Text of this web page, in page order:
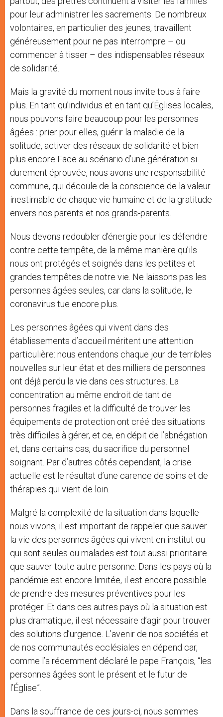
pour leur administrer les sacrements. De nombreux
volontaires, en particulier des jeunes, travaillent
généreusement pour ne pas interrompre – ou
commencer à tisser – des indispensables réseaux
de solidarité.
Mais la gravité du moment nous invite tous à faire
plus. En tant qu’individus et en tant qu’Églises locales,
nous pouvons faire beaucoup pour les personnes
âgées : prier pour elles, guérir la maladie de la
solitude, activer des réseaux de solidarité et bien
plus encore Face au scénario d’une génération si
durement éprouvée, nous avons une responsabilité
commune, qui découle de la conscience de la valeur
inestimable de chaque vie humaine et de la gratitude
envers nos parents et nos grands-parents.
Nous devons redoubler d’énergie pour les défendre
contre cette tempête, de la même manière qu’ils
nous ont protégés et soignés dans les petites et
grandes tempêtes de notre vie. Ne laissons pas les
personnes âgées seules, car dans la solitude, le
coronavirus tue encore plus.
Les personnes âgées qui vivent dans des
établissements d’accueil méritent une attention
particulière: nous entendons chaque jour de terribles
nouvelles sur leur état et des milliers de personnes
ont déjà perdu la vie dans ces structures. La
concentration au même endroit de tant de
personnes fragiles et la difficulté de trouver les
équipements de protection ont créé des situations
très difficiles à gérer, et ce, en dépit de l’abnégation
et, dans certains cas, du sacrifice du personnel
soignant. Par d’autres côtés cependant, la crise
actuelle est le résultat d’une carence de soins et de
thérapies qui vient de loin.
Malgré la complexité de la situation dans laquelle
nous vivons, il est important de rappeler que sauver
la vie des personnes âgées qui vivent en institut ou
qui sont seules ou malades est tout aussi prioritaire
que sauver toute autre personne. Dans les pays où la
pandémie est encore limitée, il est encore possible
de prendre des mesures préventives pour les
protéger. Et dans ces autres pays où la situation est
plus dramatique, il est nécessaire d’agir pour trouver
des solutions d’urgence. L’avenir de nos sociétés et
de nos communautés ecclésiales en dépend car,
comme l’a récemment déclaré le pape François, “les
personnes âgées sont le présent et le futur de
l’Église”.
Dans la souffrance de ces jours-ci, nous sommes